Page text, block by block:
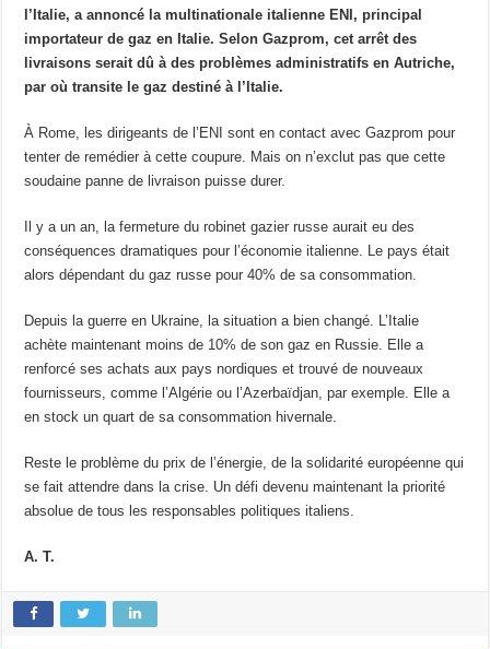
l’Italie, a annoncé la multinationale italienne ENI, principal
importateur de gaz en Italie. Selon Gazprom, cet arrêt des
livraisons serait dû à des problèmes administratifs en Autriche,
par où transite le gaz destiné à l’Italie.
À Rome, les dirigeants de l’ENI sont en contact avec Gazprom pour
tenter de remédier à cette coupure. Mais on n’exclut pas que cette
soudaine panne de livraison puisse durer.
Il y a un an, la fermeture du robinet gazier russe aurait eu des
conséquences dramatiques pour l’économie italienne. Le pays était
alors dépendant du gaz russe pour 40% de sa consommation.
Depuis la guerre en Ukraine, la situation a bien changé. L’Italie
achète maintenant moins de 10% de son gaz en Russie. Elle a
renforcé ses achats aux pays nordiques et trouvé de nouveaux
fournisseurs, comme l’Algérie ou l’Azerbaïdjan, par exemple. Elle a
en stock un quart de sa consommation hivernale.
Reste le problème du prix de l’énergie, de la solidarité européenne qui
se fait attendre dans la crise. Un défi devenu maintenant la priorité
absolue de tous les responsables politiques italiens.
A. T.